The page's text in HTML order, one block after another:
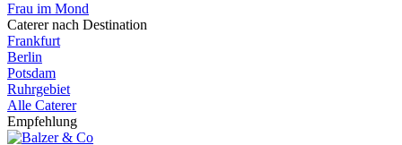
Frau im Mond
Caterer nach Destination
Frankfurt
Berlin
Potsdam
Ruhrgebiet
Alle Caterer
Empfehlung